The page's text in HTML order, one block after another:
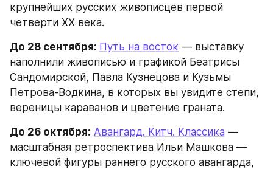
крупнейших русских живописцев первой
четверти XX века.
До 28 сентября: Путь на восток — выставку
наполнили живописью и графикой Беатрисы
Сандомирской, Павла Кузнецова и Кузьмы
Петрова-Водкина, в которых вы увидите степи,
вереницы караванов и цветение граната.
До 26 октября: Авангард. Китч. Классика —
масштабная ретроспектива Ильи Машкова —
ключевой фигуры раннего русского авангарда,